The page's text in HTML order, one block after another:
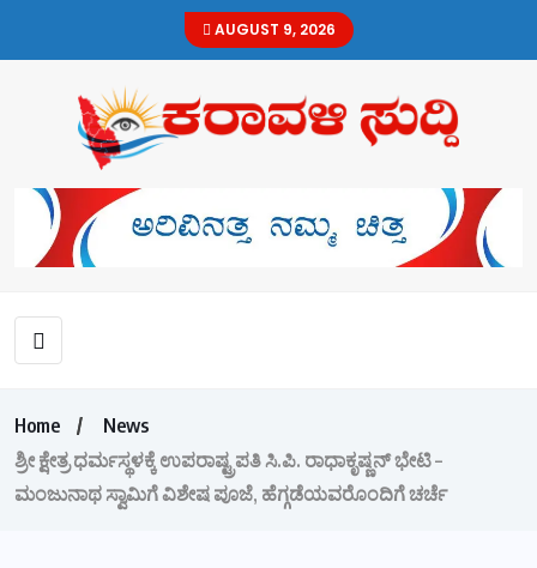
AUGUST 9, 2026
Home
News
ಶ್ರೀ ಕ್ಷೇತ್ರ ಧರ್ಮಸ್ಥಳಕ್ಕೆ ಉಪರಾಷ್ಟ್ರಪತಿ ಸಿ.ಪಿ. ರಾಧಾಕೃಷ್ಣನ್ ಭೇಟಿ –
ಮಂಜುನಾಥ ಸ್ವಾಮಿಗೆ ವಿಶೇಷ ಪೂಜೆ, ಹೆಗ್ಗಡೆಯವರೊಂದಿಗೆ ಚರ್ಚೆ